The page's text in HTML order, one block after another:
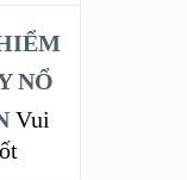
NỔ
Vui